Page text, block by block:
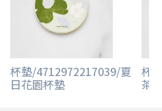
杯墊/4712972217039/夏
日花園杯墊
杯
茶